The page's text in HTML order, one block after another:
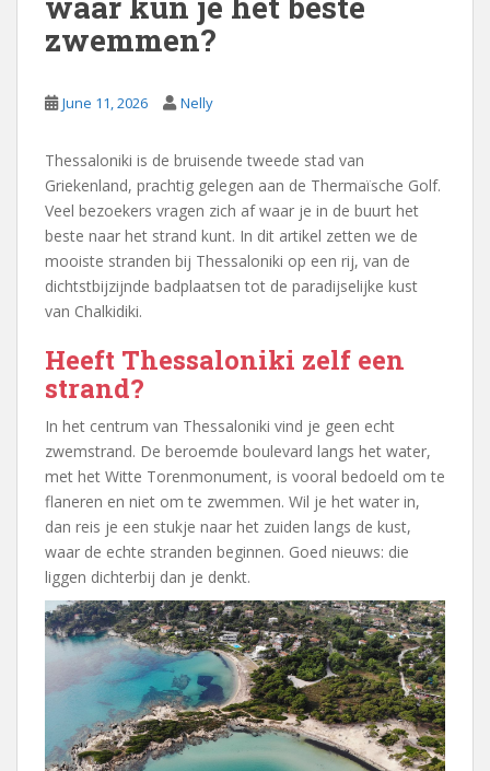
zwemmen?
June 11, 2026 Nelly
Thessaloniki is de bruisende tweede stad van
Griekenland, prachtig gelegen aan de Thermaïsche Golf.
Veel bezoekers vragen zich af waar je in de buurt het
beste naar het strand kunt. In dit artikel zetten we de
mooiste stranden bij Thessaloniki op een rij, van de
dichtstbijzijnde badplaatsen tot de paradijselijke kust
van Chalkidiki.
Heeft Thessaloniki zelf een
strand?
In het centrum van Thessaloniki vind je geen echt
zwemstrand. De beroemde boulevard langs het water,
met het Witte Torenmonument, is vooral bedoeld om te
flaneren en niet om te zwemmen. Wil je het water in,
dan reis je een stukje naar het zuiden langs de kust,
waar de echte stranden beginnen. Goed nieuws: die
liggen dichterbij dan je denkt.